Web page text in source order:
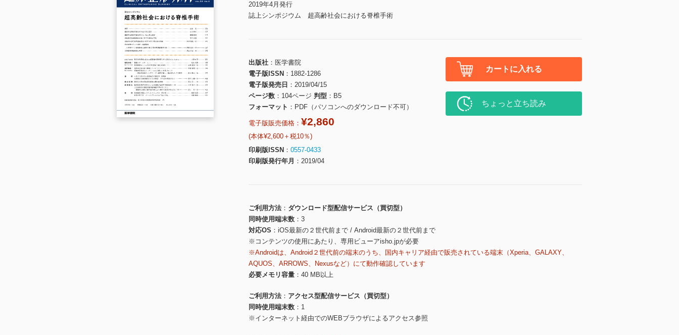
2019年4月発行
誌上シンポジウム 超高齢社会における脊椎手術
出版社
医学書院
電子版ISSN
1882-1286
電子版発売日
2019/04/15
ページ数
104ページ 判型
B5
フォーマット
PDF（パソコンへのダウンロード不可）
電子版販売価格： ¥2,860
(本体¥2,600＋税10％)
印刷版ISSN
0557-0433
印刷版発行年月
2019/04
カートに入れる
ちょっと立ち読み
ご利用方法
ダウンロード型配信サービス（買切型）
同時使用端末数
3
対応OS
iOS最新の２世代前まで / Android最新の２世代前まで
※コンテンツの使用にあたり、専用ビューアisho.jpが必要
※Androidは、Android２世代前の端末のうち、国内キャリア経由で販売されている端末（Xperia、GALAXY、
AQUOS、ARROWS、Nexusなど）にて動作確認しています
必要メモリ容量
40 MB以上
ご利用方法
アクセス型配信サービス（買切型）
同時使用端末数
1
※インターネット経由でのWEBブラウザによるアクセス参照